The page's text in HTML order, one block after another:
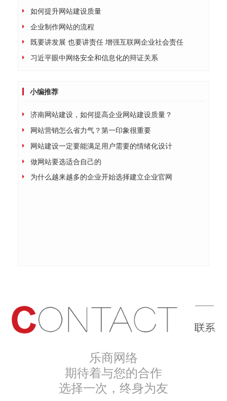
如何提升网站建设质量
企业制作网站的流程
既要讲发展 也要讲责任 增强互联网企业社会责任
习近平眼中网络安全和信息化的辩证关系
小编推荐
济南网站建设，如何提高企业网站建设质量？
网站营销怎么省力气？第一印象很重要
网站建设一定要能满足用户需要的情绪化设计
做网站要选适合自己的
为什么越来越多的企业开始选择建立企业官网
乐商网络
期待着与您的合作
选择一次，终身为友